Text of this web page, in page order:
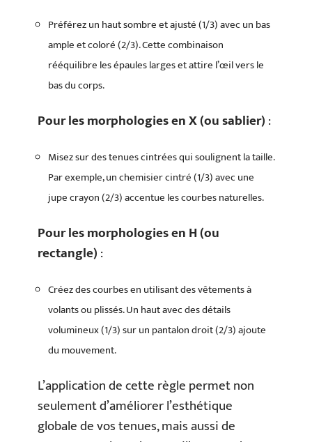
Préférez un haut sombre et ajusté (1/3) avec un bas
ample et coloré (2/3). Cette combinaison
rééquilibre les épaules larges et attire l’œil vers le
bas du corps.
Pour les morphologies en X (ou sablier):
Misez sur des tenues cintrées qui soulignent la taille.
Par exemple, un chemisier cintré (1/3) avec une
jupe crayon (2/3) accentue les courbes naturelles.
Pour les morphologies en H (ou
rectangle):
Créez des courbes en utilisant des vêtements à
volants ou plissés. Un haut avec des détails
volumineux (1/3) sur un pantalon droit (2/3) ajoute
du mouvement.
L’application de cette règle permet non
seulement d’améliorer l’esthétique
globale de vos tenues, mais aussi de